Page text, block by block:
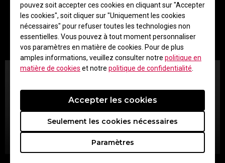
pouvez soit accepter ces cookies en cliquant sur "Accepter
les cookies", soit cliquer sur "Uniquement les cookies
nécessaires" pour refuser toutes les technologies non
essentielles. Vous pouvez à tout moment personnaliser
vos paramètres en matière de cookies. Pour de plus
amples informations, veuillez consulter notre politique en
matière de cookies et notre politique de confidentialité
Paramètres
Seulement les cookies nécessaires
Accepter les cookies
Point de fixation surélevé et incliné avec contrainte de câble
pour réduire le risque de frottement du câble contre le tapis
de souris.
Le câble souple et résistant produit moins de rebond et de
traînée pendant les mouvements agressifs